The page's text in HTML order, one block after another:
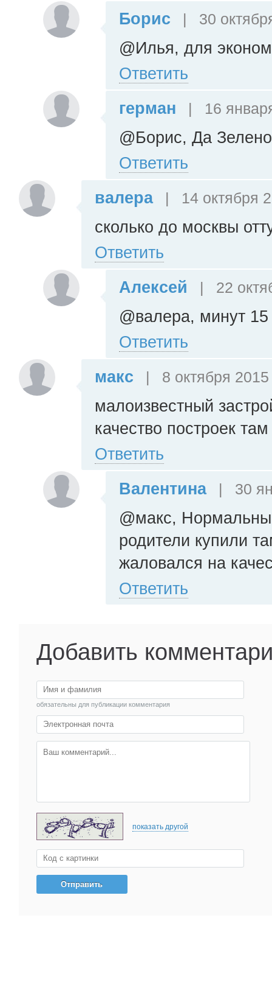
Борис | 30
@Илья, для
Ответить
герман
| 16
@Борис, Да
Ответить
валера
| 14 октября
сколько до москвы
Ответить
Алексей
| 22
@валера, минут
Ответить
макс
| 8 октября
малоизвестный
качество построек
Ответить
Валентина
| 30
@макс,
родители купили
жаловался на
Ответить
Добавить
обязательны для публикации комментария
показать другой